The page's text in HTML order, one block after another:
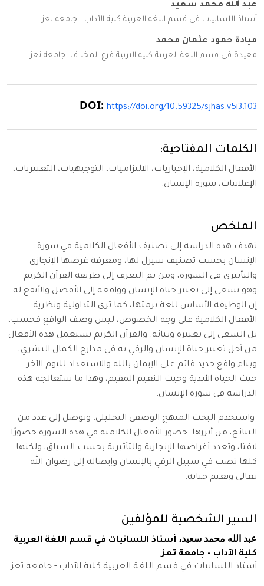
عبد الله محمد سعيد
أستاذ اللسانيات في قسم اللغة العربية كلية الآداب - جامعة تعز
ميادة حمود عثمان محمد
معيدة في قسم اللغة العربية كلية التربية فرع المخلاف- جامعة تعز
DOI: https://doi.org/10.59325/sjhas.v5i3.103
الكلمات المفتاحية:
الأفعال الكلامية، الإخباريات، الالتزاميات، التوجيهيات، التعبيريات،
الإعلانيات، سورة الإنسان.
الملخص
تهدف هذه الدراسة إلى تصنيف الأفعال الكلامية في سورة
الإنسان بحسب تصنيف سيرل لها، ومعرفة غرضها الإنجازي
والتأثيري في السورة، ومن ثم التعرف إلى طريقة القرآن الكريم
وهو يسعى إلى تغيير حياة الإنسان وواقعه إلى الأفضل والأنفع له.
إن الوظيفة الأساس للغة برمتها، كما ترى التداولية ونظرية
الأفعال الكلامية على وجه الخصوص، ليس وصف الواقع فحسب،
بل السعي إلى تغييره وبنائه. والقرآن الكريم يستعمل هذه الأفعال
من أجل تغيير حياة الإنسان والرقي به في مدارج الكمال البشري،
وبناء واقع جديد قائم على الإيمان بالله والاستعداد لليوم الآخر
حيث الحياة الأبدية وحيث النعيم المقيم، وهذا ما ستعالجه هذه
الدراسة في سورة الإنسان.
واستخدم البحث المنهج الوصفي التحليلي. وتوصل إلى عدد من
النتائج، من أبرزها: حضور الأفعال الكلامية في هذه السورة حضورًا
لافتا، وتعدد أغراضها الإنجازية والتأثيرية بحسب السياق، ولكنها
كلها تصب في سبيل الرقي بالإنسان وإيصاله إلى رضوان الله
تعالى ونعيم جناته.
السير الشخصية للمؤلفين
عبد الله محمد سعيد، أستاذ اللسانيات في قسم اللغة العربية
كلية الآداب - جامعة تعز
أستاذ اللسانيات في قسم اللغة العربية كلية الآداب - جامعة تعز